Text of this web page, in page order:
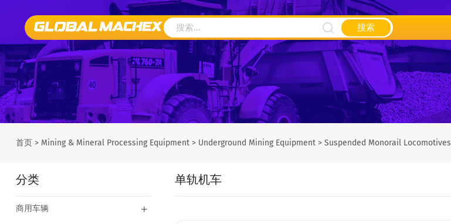
搜索
首页> Mining & Mineral Processing Equipment> Underground Mining Equipment> Suspended Monorail Locomotives
分类
商用车辆
单轨机车